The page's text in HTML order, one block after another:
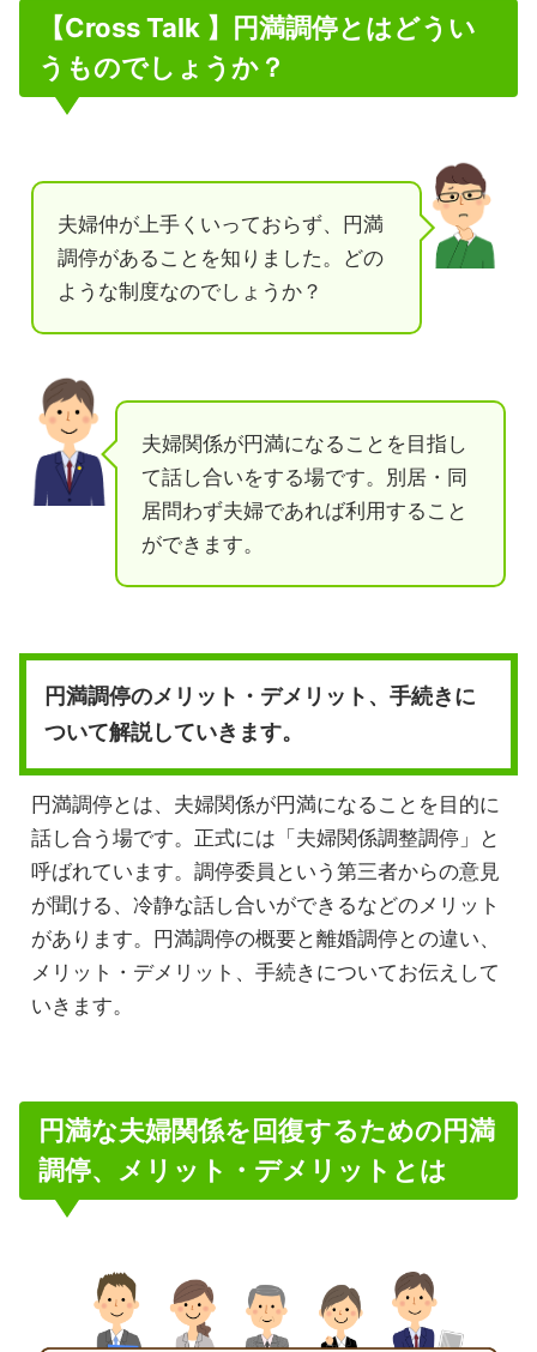
【Cross Talk 】円満調停とはどうい
うものでしょうか？
夫婦仲が上手くいっておらず、円満
調停があることを知りました。どの
ような制度なのでしょうか？
夫婦関係が円満になることを目指し
て話し合いをする場です。別居・同
居問わず夫婦であれば利用すること
ができます。
円満調停のメリット・デメリット、手続きに
ついて解説していきます。
円満調停とは、夫婦関係が円満になることを目的に
話し合う場です。正式には「夫婦関係調整調停」と
呼ばれています。調停委員という第三者からの意見
が聞ける、冷静な話し合いができるなどのメリット
があります。円満調停の概要と離婚調停との違い、
メリット・デメリット、手続きについてお伝えして
いきます。
円満な夫婦関係を回復するための円満
調停、メリット・デメリットとは